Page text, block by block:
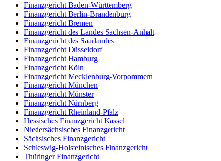
Finanzgericht Baden-Württemberg
Finanzgericht Berlin-Brandenburg
Finanzgericht Bremen
Finanzgericht des Landes Sachsen-Anhalt
Finanzgericht des Saarlandes
Finanzgericht Düsseldorf
Finanzgericht Hamburg
Finanzgericht Köln
Finanzgericht Mecklenburg-Vorpommern
Finanzgericht München
Finanzgericht Münster
Finanzgericht Nürnberg
Finanzgericht Rheinland-Pfalz
Hessisches Finanzgericht Kassel
Niedersächsisches Finanzgericht
Sächsisches Finanzgericht
Schleswig-Holsteinisches Finanzgericht
Thüringer Finanzgericht